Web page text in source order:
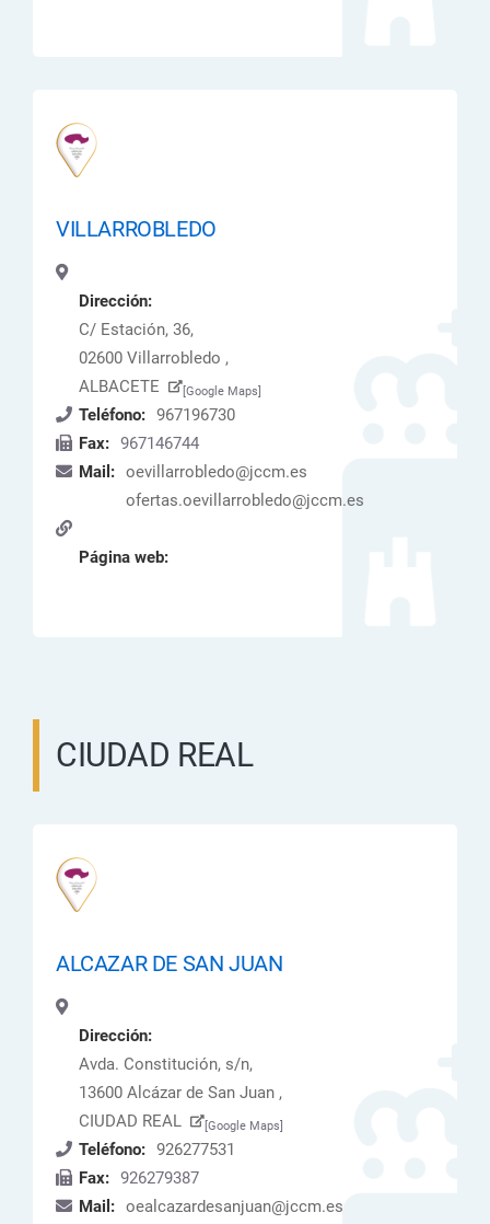
VILLARROBLEDO
Dirección:
C/ Estación, 36,
02600 Villarrobledo ,
ALBACETE
[Google Maps]
Teléfono: 967196730
Fax: 967146744
Mail: oevillarrobledo@jccm.es
ofertas.oevillarrobledo@jccm.es
Página web:
CIUDAD REAL
ALCAZAR DE SAN JUAN
Dirección:
Avda. Constitución, s/n,
13600 Alcázar de San Juan ,
CIUDAD REAL
[Google Maps]
Teléfono: 926277531
Fax: 926279387
Mail: oealcazardesanjuan@jccm.es